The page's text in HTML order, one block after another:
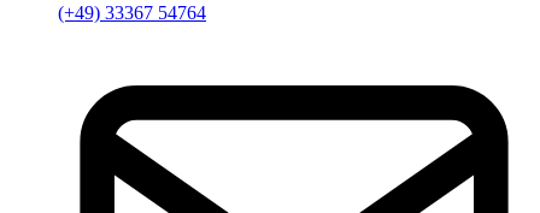
(+49) 33367 54764